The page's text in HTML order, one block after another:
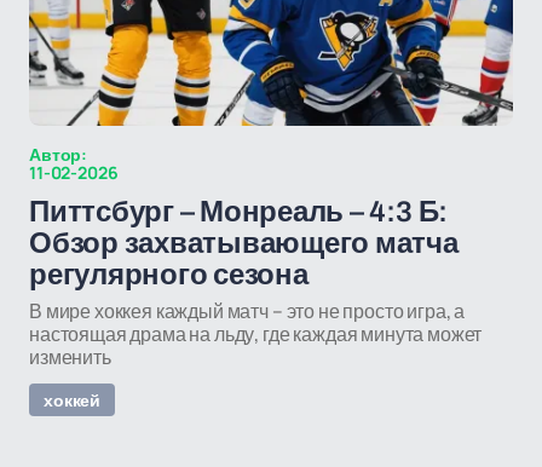
Автор:
11-02-2026
Питтсбург – Монреаль – 4:3 Б:
Обзор захватывающего матча
регулярного сезона
В мире хоккея каждый матч – это не просто игра, а
настоящая драма на льду, где каждая минута может
изменить
хоккей